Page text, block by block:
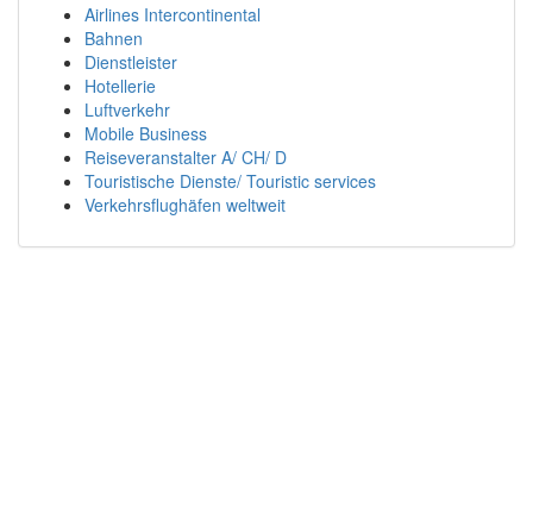
Airlines Intercontinental
Bahnen
Dienstleister
Hotellerie
Luftverkehr
Mobile Business
Reiseveranstalter A/ CH/ D
Touristische Dienste/ Touristic services
Verkehrsflughäfen weltweit